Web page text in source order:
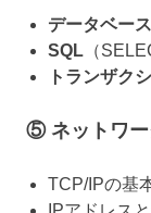
データベー
SQL （
トランザク
⑤ ネットワー
TCP/IPの基